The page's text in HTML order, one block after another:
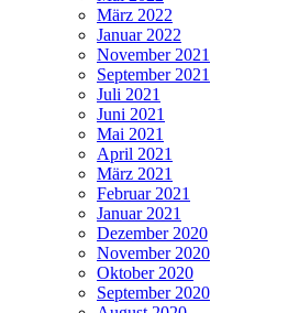
März 2022
Januar 2022
November 2021
September 2021
Juli 2021
Juni 2021
Mai 2021
April 2021
März 2021
Februar 2021
Januar 2021
Dezember 2020
November 2020
Oktober 2020
September 2020